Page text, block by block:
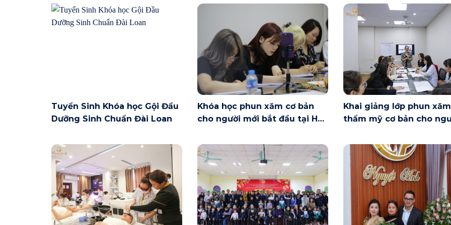
Tuyển Sinh Khóa học Gội Đầu
Dưỡng Sinh Chuẩn Đài Loan
Khóa học phun xăm cơ bản
cho người mới bắt đầu tại Hà
Khai giảng lớp phun xăm
thẩm mỹ cơ bản cho